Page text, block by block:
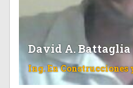
David A. Battaglia
Ing. En Construcciones